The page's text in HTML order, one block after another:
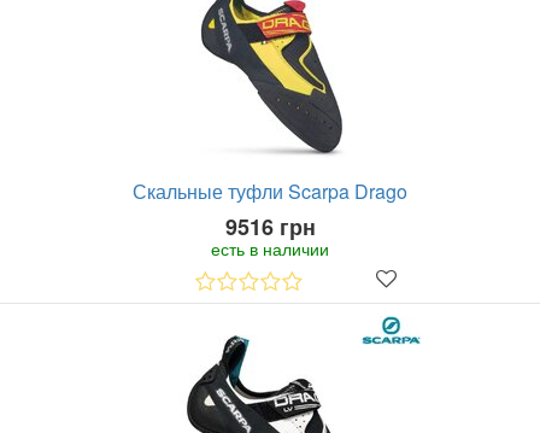
Скальные туфли Scarpa Drago
9516 грн
есть в наличии